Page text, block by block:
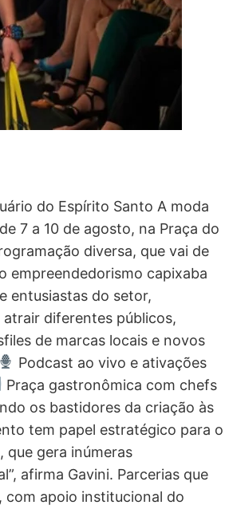
do Espírito Santo A moda
7 a 10 de agosto, na Praça do
diversa, que vai de
empreendedorismo capixaba
entusiastas do setor,
diferentes públicos,
de marcas locais e novos
Podcast ao vivo e ativações
Praça gastronômica com chefs
os bastidores da criação às
tem papel estratégico para o
que gera inúmeras
afirma Gavini. Parcerias que
com apoio institucional do